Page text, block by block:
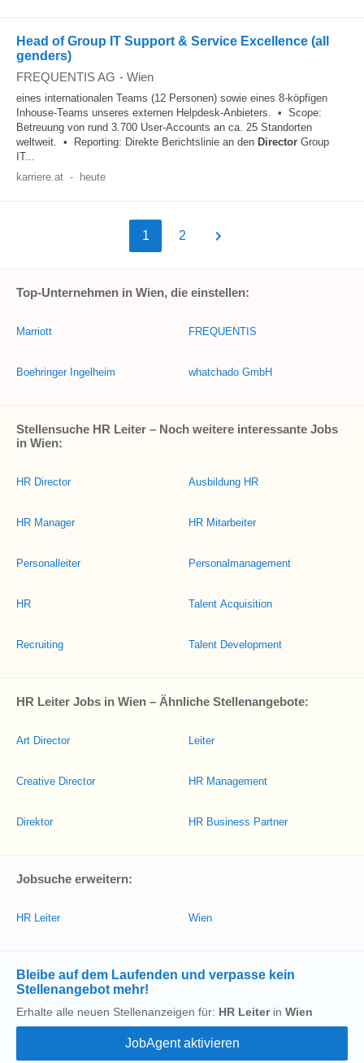
Head of Group IT Support & Service Excellence (all
genders)
FREQUENTIS AG - Wien
eines internationalen Teams (12 Personen) sowie eines 8-köpfigen
Inhouse-Teams unseres externen Helpdesk-Anbieters. • Scope:
Betreuung von rund 3.700 User-Accounts an ca. 25 Standorten
weltweit. • Reporting: Direkte Berichtslinie an den Director Group
IT...
karriere.at - heute
1 2
Top-Unternehmen in Wien, die einstellen:
Marriott
Boehringer Ingelheim
FREQUENTIS
whatchado GmbH
Stellensuche HR Leiter – Noch weitere interessante Jobs
in Wien:
HR Director
HR Manager
Personalleiter
HR
Recruiting
Ausbildung HR
HR Mitarbeiter
Personalmanagement
Talent Acquisition
Talent Development
HR Leiter Jobs in Wien – Ähnliche Stellenangebote:
Art Director
Creative Director
Direktor
Leiter
HR Management
HR Business Partner
Jobsuche erweitern:
HR Leiter Wien
Bleibe auf dem Laufenden und verpasse kein
Stellenangebot mehr!
Erhalte alle neuen Stellenanzeigen für: HR Leiterin Wien